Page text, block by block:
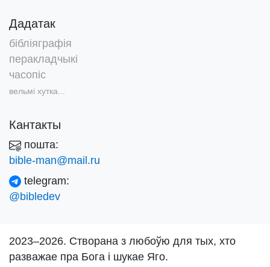
Дадатак
бібліяграфія
перакладчыкі
часопіс
вельмі хутка...
Кантакты
пошта:
bible-man@mail.ru
telegram:
@bibledev
2023–2026. Створана з любоўю для тых, хто
разважае пра Бога і шукае Яго.